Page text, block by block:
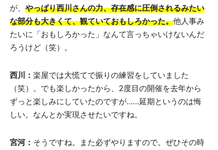
が、 やっぱり西川さんの力、存在感に圧倒されるみたい
な部分も大きくて、観ていておもしろかった。他人事み
たいに「おもしろかった」なんて言っちゃいけないんだ
ろうけど（笑）。
西川： 楽屋では大慌てで振りの練習をしていました
（笑）。でも楽しかったから、2度目の開催を去年から
ずっと楽しみにしていたのですが……延期というのは悔
しい。なんとか実現させたいですね。
宮河： そうですね。また必ずやりますので。ぜひその時